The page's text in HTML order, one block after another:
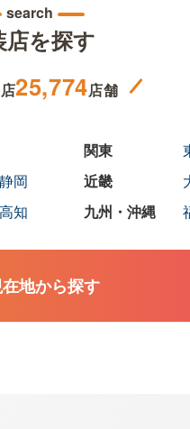
search
店を探す
25,774店舗
静岡
高知
地から探す